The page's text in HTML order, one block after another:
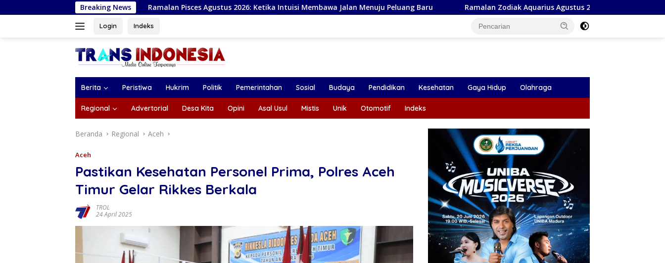
ke
Breaking News
Ramalan Pisces Agustus 2026: Ketika Intuisi Membawa Jalan Menuju Peluang Baru Ramalan Zodiak Aquarius Agustus 2026: Peluang Emas Menanti Aquarius
Login Indeks
Berita Peristiwa Hukrim Politik Pemerintahan Sosial Budaya Pendidikan Kesehatan Gaya Hidup Olahraga
Regional Advertorial Desa Kita Opini Asal Usul Mistis Unik Otomotif Indeks
Beranda Regional Aceh
Aceh
Pastikan Kesehatan Personel Prima, Polres Aceh
Timur Gelar Rikkes Berkala
TROL
24 April 2025